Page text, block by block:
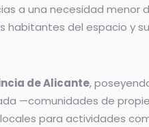
a una necesidad menor
del espacio y
de Alicante,
—comunidades de
para actividades